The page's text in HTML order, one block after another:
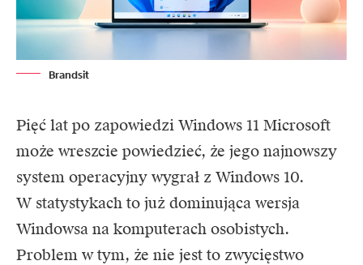
Brandsit
Pięć lat po zapowiedzi Windows 11 Microsoft
może wreszcie powiedzieć, że jego najnowszy
system operacyjny wygrał z Windows 10.
W statystykach to już dominująca wersja
Windowsa na komputerach osobistych.
Problem w tym, że nie jest to zwycięstwo